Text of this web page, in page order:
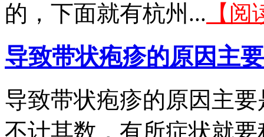
的，下面就有杭州... 【
导致带状疱疹的原因主
导致带状疱疹的原因主
不计其数，有所症状就